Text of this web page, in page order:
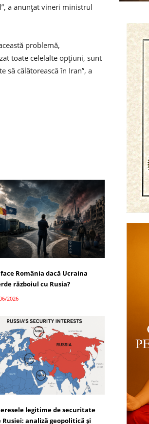
a anunţat vineri ministrul
problemă,
toate celelalte opţiuni, sunt
să călătorească în Iran”, a
face România dacă Ucraina
războiul cu Rusia?
2026
legitime de securitate
Rusiei: analiză geopolitică și